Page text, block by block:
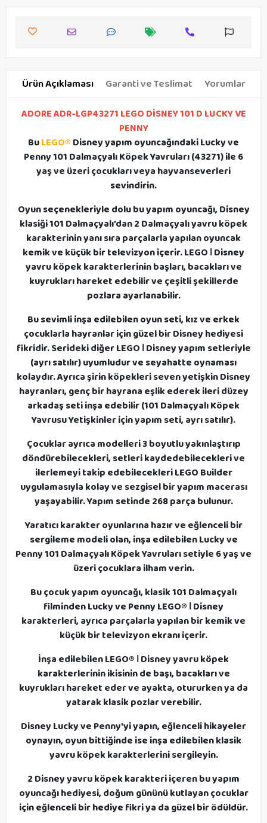
Ürün Açıklaması Garanti ve Teslimat Yorumlar
ADORE ADR-LGP43271 LEGO DİSNEY 101 D LUCKY VE
PENNY
BuLEGO® Disney yapım oyuncağındaki Lucky ve
Penny 101 Dalmaçyalı Köpek Yavruları (43271) ile 6
yaş ve üzeri çocukları veya hayvanseverleri
sevindirin.
Oyun seçenekleriyle dolu bu yapım oyuncağı, Disney
klasiği 101 Dalmaçyalı’dan 2 Dalmaçyalı yavru köpek
karakterinin yanı sıra parçalarla yapılan oyuncak
kemik ve küçük bir televizyon içerir. LEGO ǀ Disney
yavru köpek karakterlerinin başları, bacakları ve
kuyrukları hareket edebilir ve çeşitli şekillerde
pozlara ayarlanabilir.
Bu sevimli inşa edilebilen oyun seti, kız ve erkek
çocuklarla hayranlar için güzel bir Disney hediyesi
fikridir. Serideki diğer LEGO ǀ Disney yapım setleriyle
(ayrı satılır) uyumludur ve seyahatte oynaması
kolaydır. Ayrıca şirin köpekleri seven yetişkin Disney
hayranları, genç bir hayrana eşlik ederek ileri düzey
arkadaş seti inşa edebilir (101 Dalmaçyalı Köpek
Yavrusu Yetişkinler için yapım seti, ayrı satılır).
Çocuklar ayrıca modelleri 3 boyutlu yakınlaştırıp
döndürebilecekleri, setleri kaydedebilecekleri ve
ilerlemeyi takip edebilecekleri LEGO Builder
uygulamasıyla kolay ve sezgisel bir yapım macerası
yaşayabilir. Yapım setinde 268 parça bulunur.
Yaratıcı karakter oyunlarına hazır ve eğlenceli bir
sergileme modeli olan, inşa edilebilen Lucky ve
Penny 101 Dalmaçyalı Köpek Yavruları setiyle 6 yaş ve
üzeri çocuklara ilham verin.
Bu çocuk yapım oyuncağı, klasik 101 Dalmaçyalı
filminden Lucky ve Penny LEGO® ǀ Disney
karakterleri, ayrıca parçalarla yapılan bir kemik ve
küçük bir televizyon ekranı içerir.
İnşa edilebilen LEGO® ǀ Disney yavru köpek
karakterlerinin ikisinin de başı, bacakları ve
kuyrukları hareket eder ve ayakta, otururken ya da
yatarak klasik pozlar verebilir.
Disney Lucky ve Penny'yi yapın, eğlenceli hikayeler
oynayın, oyun bittiğinde ise inşa edilebilen klasik
yavru köpek karakterlerini sergileyin.
2 Disney yavru köpek karakteri içeren bu yapım
oyuncağı hediyesi, doğum gününü kutlayan çocuklar
için eğlenceli bir hediye fikri ya da güzel bir ödüldür.